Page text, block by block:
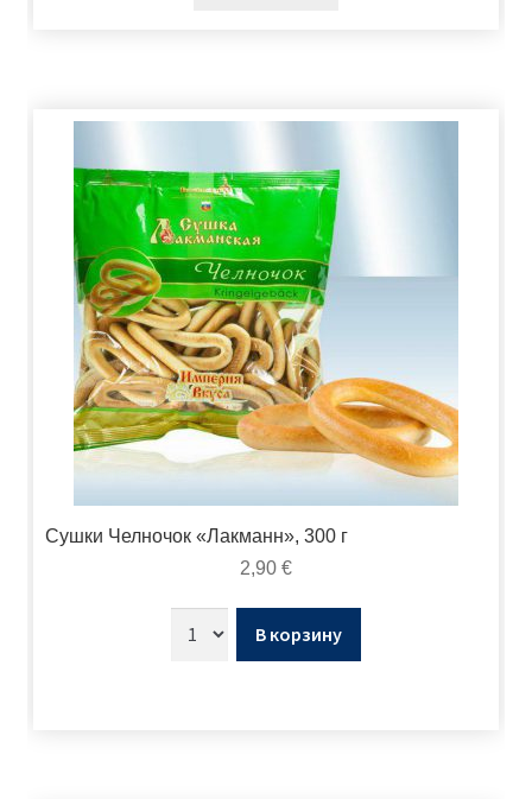
Сушки Челночок «Лакманн», 300 г
2,90 €
В корзину